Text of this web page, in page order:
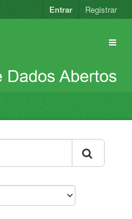
Entrar Registrar